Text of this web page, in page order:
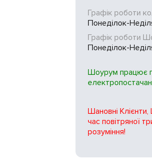
Графік роботи
Понеділок-
Графік роботи
Понеділок-
Шоурум працює
Шановні
час повітряної
розуміння!